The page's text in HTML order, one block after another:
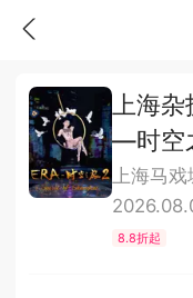
上海
—时空
上海马
8.8折起